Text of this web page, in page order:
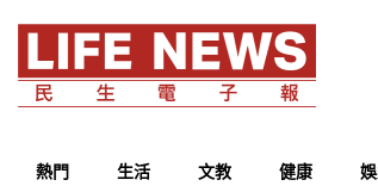
熱門 生活 文教 健康